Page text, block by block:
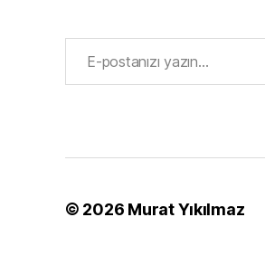
E-postanızı yazın…
© 2026 Murat Yıkılmaz